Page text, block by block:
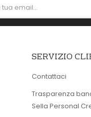
SERVIZIO
Contattaci
Trasparenza
Sella Personal